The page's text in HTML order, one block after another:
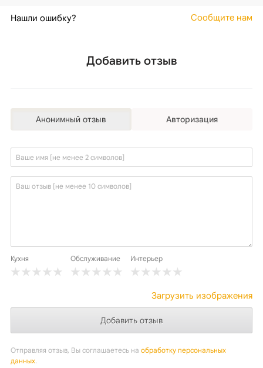
Нашли ошибку? Сообщите нам
Добавить отзыв
Анонимный отзыв Авторизация
Кухня Обслуживание Интерьер
Загрузить изображения
Отправляя отзыв, Вы соглашаетесь на обработку персональных
данных.